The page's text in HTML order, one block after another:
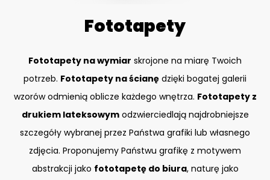
Fototapety
Fototapety na wymiar skrojone na miarę Twoich
potrzeb. Fototapety na ścianę dzięki bogatej galerii
wzorów odmienią oblicze każdego wnętrza. Fototapety z
drukiem lateksowymodzwierciedlają najdrobniejsze
szczegóły wybranej przez Państwa grafiki lub własnego
zdjęcia. Proponujemy Państwu grafikę z motywem
abstrakcji jako fototapetę do biura, naturę jako